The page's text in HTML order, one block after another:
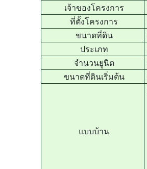
เจ้าของโครงการ
ที่ตั้งโครงการ
ขนาดที่ดิน
ประเภท
จำนวนยูนิต
ขนาดที่ดินเริ่มต้น
แบบบ้าน